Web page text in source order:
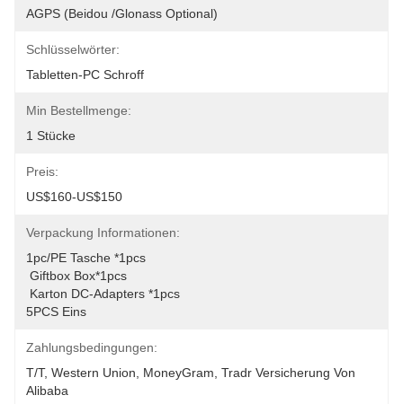
AGPS (Beidou /Glonass Optional)
Schlüsselwörter:
Tabletten-PC Schroff
Min Bestellmenge:
1 Stücke
Preis:
US$160-US$150
Verpackung Informationen:
1pc/PE Tasche *1pcs
Giftbox Box*1pcs
Karton DC-Adapters *1pcs
5PCS Eins
Zahlungsbedingungen:
T/T, Western Union, MoneyGram, Tradr Versicherung Von
Alibaba